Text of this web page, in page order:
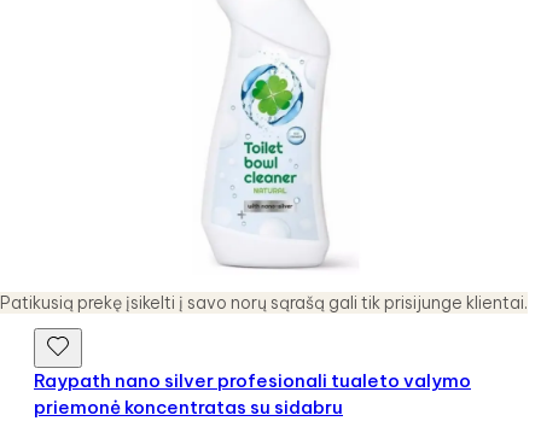
Patikusią prekę įsikelti į savo norų sąrašą gali tik prisijunge klientai.
Raypath nano silver profesionali tualeto valymo
priemonė koncentratas su sidabru